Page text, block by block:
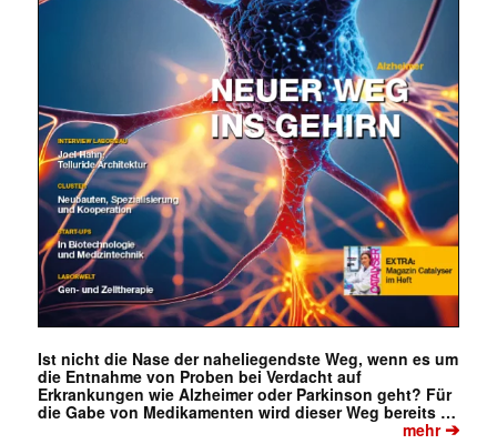
Ist nicht die Nase der naheliegendste Weg, wenn es um
die Entnahme von Proben bei Verdacht auf
Erkrankungen wie Alzheimer oder Parkinson geht? Für
die Gabe von Medikamenten wird dieser Weg bereits …
mehr➔